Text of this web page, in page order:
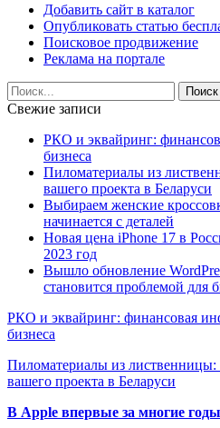
Добавить сайт в каталог
Опубликовать статью
Поисковое продвижение
Реклама на портале
Свежие записи
РКО и эквайринг:
бизнеса
Пиломатериалы из
вашего проекта в Беларуси
Выбираем женские
начинается с деталей
Новая цена iPhone 17 в
2023 год
Вышло обновление
становится проблемой для
РКО и эквайринг: финансовая
бизнеса
Пиломатериалы из
вашего проекта в Беларуси
В Apple впервые за многие